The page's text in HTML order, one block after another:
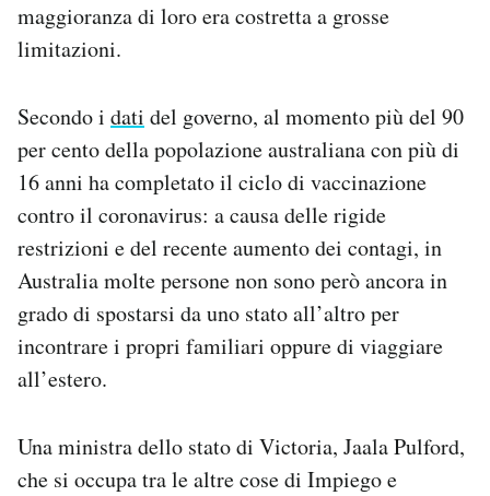
maggioranza di loro era costretta a grosse
limitazioni.
Secondo i dati del governo, al momento più del 90
per cento della popolazione australiana con più di
16 anni ha completato il ciclo di vaccinazione
contro il coronavirus: a causa delle rigide
restrizioni e del recente aumento dei contagi, in
Australia molte persone non sono però ancora in
grado di spostarsi da uno stato all’altro per
incontrare i propri familiari oppure di viaggiare
all’estero.
Una ministra dello stato di Victoria, Jaala Pulford,
che si occupa tra le altre cose di Impiego e